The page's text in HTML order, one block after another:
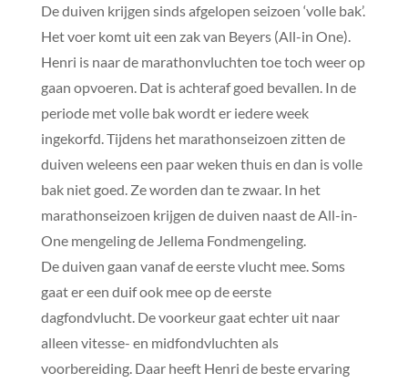
De duiven krijgen sinds afgelopen seizoen ‘volle bak’.
Het voer komt uit een zak van Beyers (All-in One).
Henri is naar de marathonvluchten toe toch weer op
gaan opvoeren. Dat is achteraf goed bevallen. In de
periode met volle bak wordt er iedere week
ingekorfd. Tijdens het marathonseizoen zitten de
duiven weleens een paar weken thuis en dan is volle
bak niet goed. Ze worden dan te zwaar. In het
marathonseizoen krijgen de duiven naast de All-in-
One mengeling de Jellema Fondmengeling.
De duiven gaan vanaf de eerste vlucht mee. Soms
gaat er een duif ook mee op de eerste
dagfondvlucht. De voorkeur gaat echter uit naar
alleen vitesse- en midfondvluchten als
voorbereiding. Daar heeft Henri de beste ervaring